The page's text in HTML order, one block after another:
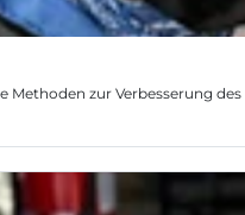
zur Verbesserung des